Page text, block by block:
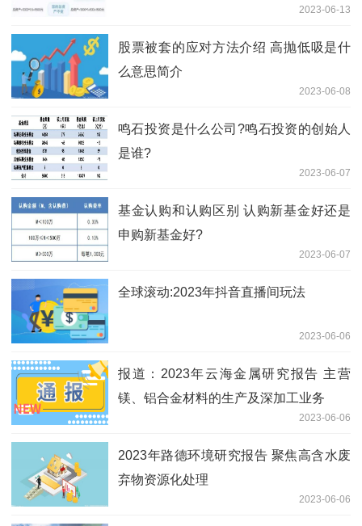
2023-06-13
股票被套的应对方法介绍 高抛低吸是什
么意思简介
2023-06-08
鸣石投资是什么公司?鸣石投资的创始人
是谁?
2023-06-07
基金认购和认购区别 认购新基金好还是
申购新基金好?
2023-06-07
全球滚动:2023年抖音直播间玩法
2023-06-06
报道：2023年云海金属研究报告 主营
镁、铝合金材料的生产及深加工业务
2023-06-06
2023年路德环境研究报告 聚焦高含水废
弃物资源化处理
2023-06-06